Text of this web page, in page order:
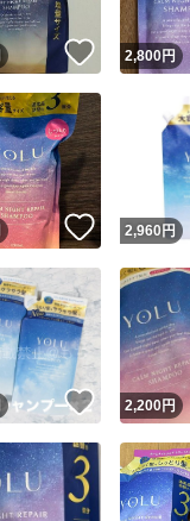
いいね！
2,800円
いいね！
2,960 円
いいね！
2,200円